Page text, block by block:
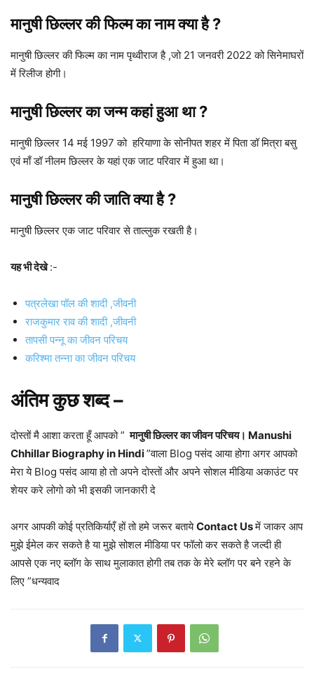
मानुषी छिल्लर की फिल्म का नाम क्या है ?
मानुषी छिल्लर की फिल्म का नाम पृथ्वीराज है ,जो 21 जनवरी 2022 को सिनेमाघरों
में रिलीज होगी।
मानुषी छिल्लर का जन्म कहां हुआ था ?
मानुषी छिल्लर 14 मई 1997 को हरियाणा के सोनीपत शहर में पिता डॉ मित्रा बसु
एवं माँ डॉ नीलम छिल्लर के यहां एक जाट परिवार में हुआ था।
मानुषी छिल्लर की जाति क्या है ?
मानुषी छिल्लर एक जाट परिवार से ताल्लुक रखती है।
यह भी देखे:-
पत्रलेखा पॉल की शादी ,जीवनी
राजकुमार राव की शादी ,जीवनी
तापसी पन्नू का जीवन परिचय
करिश्मा तन्ना का जीवन परिचय
अंतिम कुछ शब्द –
दोस्तों मै आशा करता हूँ आपको ” मानुषी छिल्लर का जीवन परिचय। Manushi
Chhillar Biography in Hindi”वाला Blog पसंद आया होगा अगर आपको
मेरा ये Blog पसंद आया हो तो अपने दोस्तों और अपने सोशल मीडिया अकाउंट पर
शेयर करे लोगो को भी इसकी जानकारी दे
अगर आपकी कोई प्रतिकिर्याएँ हों तो हमे जरूर बतायेContact Usमें जाकर आप
मुझे ईमेल कर सकते है या मुझे सोशल मीडिया पर फॉलो कर सकते है जल्दी ही
आपसे एक नए ब्लॉग के साथ मुलाकात होगी तब तक के मेरे ब्लॉग पर बने रहने के
लिए ”धन्यवाद